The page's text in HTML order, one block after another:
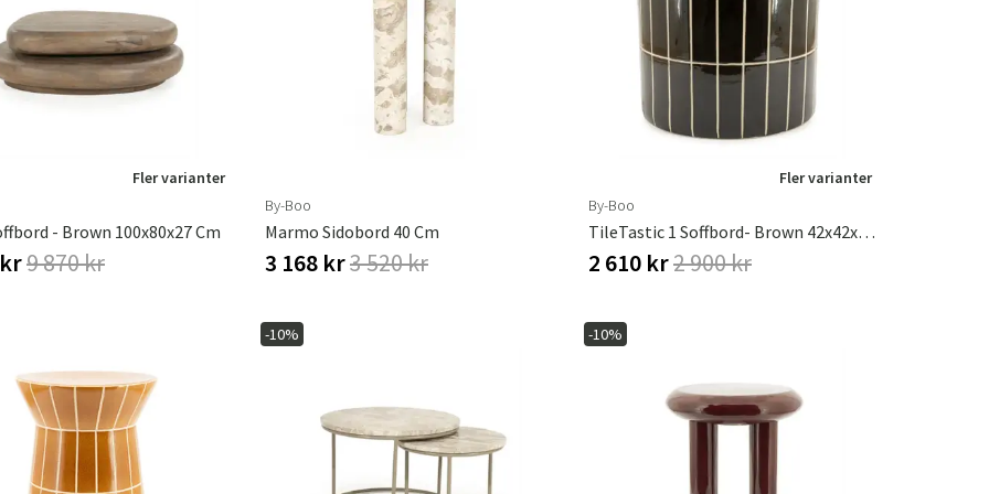
Hängstolar
Trädgårdsredskap
Hallmöbler
Underhållsprodukter
Badrumsmattor
Småförvaring Badrumsinredning
Fler varianter
- Brown 100x80x27 Cm
9 870 kr
By-Boo
Marmo Sidobord 40 Cm
3 168 kr3 520 kr
Fler varianter
By-Boo
TileTastic 1 Soffbord- Brown 42x42x34 Cm
2 610 kr2 900 kr
-10% -10%